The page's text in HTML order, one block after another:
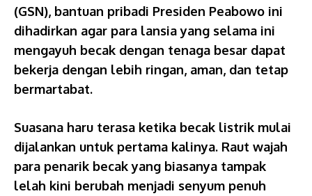
(GSN), bantuan pribadi Presiden Peabowo ini
dihadirkan agar para lansia yang selama ini
mengayuh becak dengan tenaga besar dapat
bekerja dengan lebih ringan, aman, dan tetap
bermartabat.
Suasana haru terasa ketika becak listrik mulai
dijalankan untuk pertama kalinya. Raut wajah
para penarik becak yang biasanya tampak
lelah kini berubah menjadi senyum penuh